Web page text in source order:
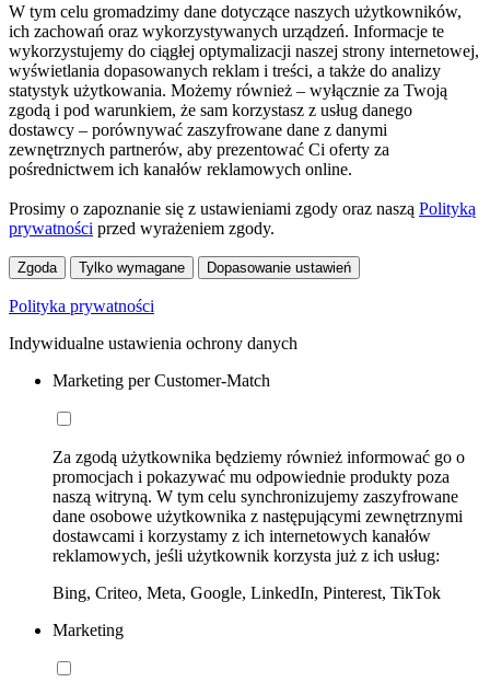
W tym celu gromadzimy dane dotyczące naszych użytkowników,
ich zachowań oraz wykorzystywanych urządzeń. Informacje te
wykorzystujemy do ciągłej optymalizacji naszej strony internetowej,
wyświetlania dopasowanych reklam i treści, a także do analizy
statystyk użytkowania. Możemy również – wyłącznie za Twoją
zgodą i pod warunkiem, że sam korzystasz z usług danego
dostawcy – porównywać zaszyfrowane dane z danymi
zewnętrznych partnerów, aby prezentować Ci oferty za
pośrednictwem ich kanałów reklamowych online.
Prosimy o zapoznanie się z ustawieniami zgody oraz naszą Polityką
prywatności przed wyrażeniem zgody.
Zgoda Tylko wymagane Dopasowanie ustawień
Polityka prywatności
Indywidualne ustawienia ochrony danych
Marketing per Customer-Match
Za zgodą użytkownika będziemy również informować go o
promocjach i pokazywać mu odpowiednie produkty poza
naszą witryną. W tym celu synchronizujemy zaszyfrowane
dane osobowe użytkownika z następującymi zewnętrznymi
dostawcami i korzystamy z ich internetowych kanałów
reklamowych, jeśli użytkownik korzysta już z ich usług:
Bing, Criteo, Meta, Google, LinkedIn, Pinterest, TikTok
Marketing